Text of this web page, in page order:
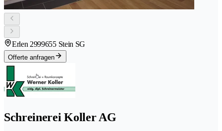
Erlen 2999655 Stein SG
Offerte anfragen
Schreinerei Koller AG